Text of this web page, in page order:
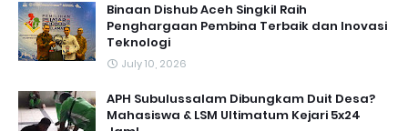
Binaan Dishub Aceh Singkil Raih
Penghargaan Pembina Terbaik dan Inovasi
Teknologi
July 10, 2026
APH Subulussalam Dibungkam Duit Desa?
Mahasiswa & LSM Ultimatum Kejari 5x24